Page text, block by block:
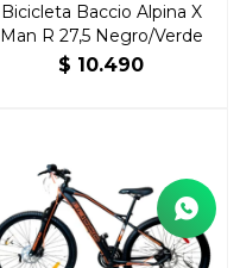
Bicicleta Baccio Alpina X
Man R 27,5 Negro/Verde
$ 10.490